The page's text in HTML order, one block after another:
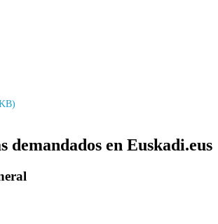
demandados en Euskadi.eus